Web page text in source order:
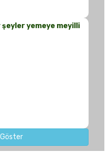
şeyler yemeye meyilli